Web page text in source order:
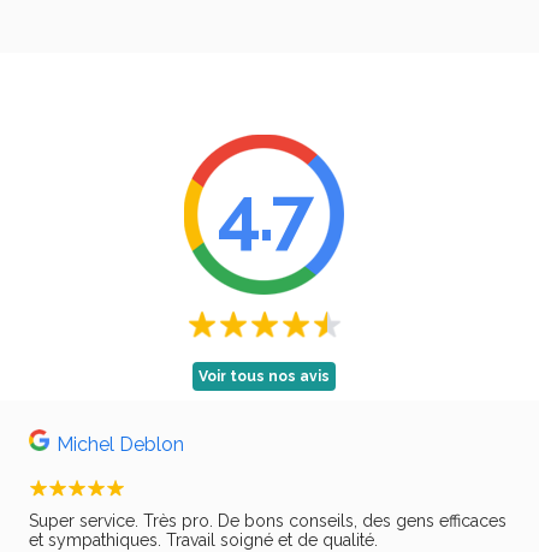
4.7
Voir tous nos avis
Michel Deblon
Super service. Très pro. De bons conseils, des gens efficaces
et sympathiques. Travail soigné et de qualité.